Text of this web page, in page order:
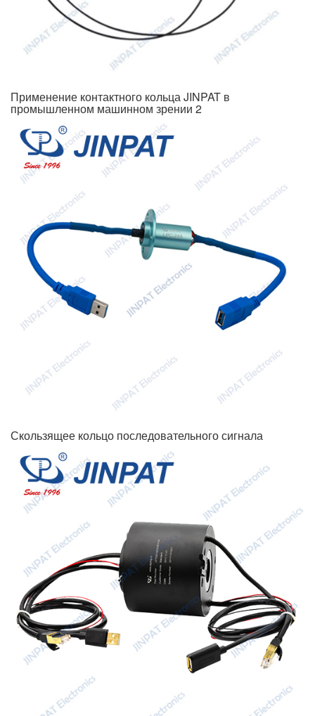
Применение контактного кольца JINPAT в
промышленном машинном зрении 2
Скользящее кольцо последовательного сигнала